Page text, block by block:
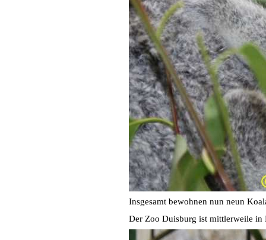
Insgesamt bewohnen nun neun
Der Zoo Duisburg ist mittlerweile